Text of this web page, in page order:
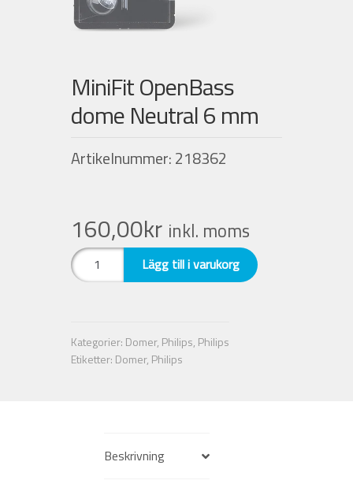
Integritetspolicy
Försäljningsvillkor
MiniFit OpenBass
dome Neutral 6 mm
160,00kr inkl. moms
Artikelnummer: 218362
MiniFit
OpenBass
6
mm
Lägg till i varukorg
Kategorier: Domer, Philips, Philips
Etiketter: Domer, Philips
Beskrivning